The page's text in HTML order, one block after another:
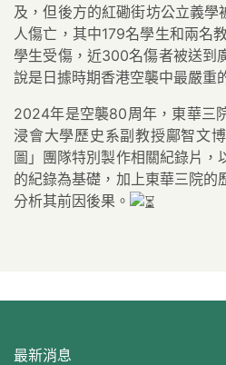
及，但後方的紅磡街坊公立義
人傷亡，其中179名學生和兩名
學生受傷，近300名傷者被送到
說是日據時期香港空襲中最嚴重
2024年是空襲80周年，東華三
浸會大學歷史系副教授鄺智文
圖」團隊特別製作相關紀錄片，
的紀錄為基礎，加上東華三院的
分析其前因後果。
最新消息